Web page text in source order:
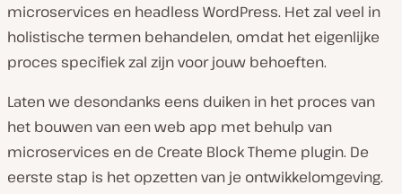
microservices en headless WordPress. Het zal veel in
holistische termen behandelen, omdat het eigenlijke
proces specifiek zal zijn voor jouw behoeften.
Laten we desondanks eens duiken in het proces van
het bouwen van een web app met behulp van
microservices en de Create Block Theme plugin. De
eerste stap is het opzetten van je ontwikkelomgeving.